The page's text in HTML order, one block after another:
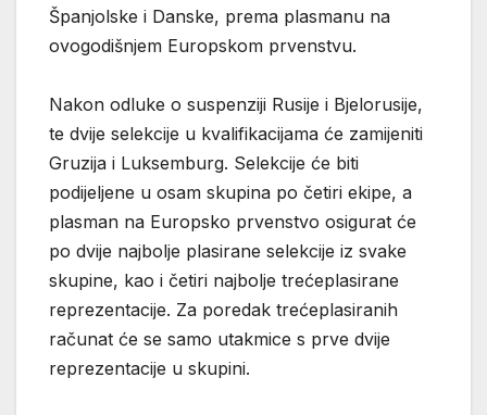
Španjolske i Danske, prema plasmanu na
ovogodišnjem Europskom prvenstvu.
Nakon odluke o suspenziji Rusije i Bjelorusije,
te dvije selekcije u kvalifikacijama će zamijeniti
Gruzija i Luksemburg. Selekcije će biti
podijeljene u osam skupina po četiri ekipe, a
plasman na Europsko prvenstvo osigurat će
po dvije najbolje plasirane selekcije iz svake
skupine, kao i četiri najbolje trećeplasirane
reprezentacije. Za poredak trećeplasiranih
računat će se samo utakmice s prve dvije
reprezentacije u skupini.